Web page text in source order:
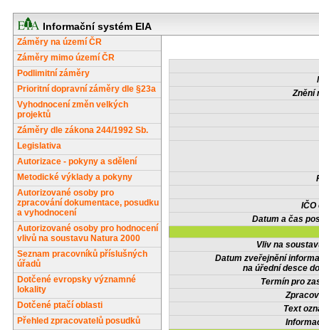
Informační systém EIA
Záměry na území ČR
Záměry mimo území ČR
Podlimitní záměry
Prioritní dopravní záměry dle §23a
Vyhodnocení změn velkých
projektů
Záměry dle zákona 244/1992 Sb.
Legislativa
Autorizace - pokyny a sdělení
Metodické výklady a pokyny
Autorizované osoby pro
zpracování dokumentace, posudku
a vyhodnocení
Autorizované osoby pro hodnocení
vlivů na soustavu Natura 2000
Seznam pracovníků příslušných
úřadů
Dotčené evropsky významné
lokality
Dotčené ptačí oblasti
Přehled zpracovatelů posudků
Znění
IČO
Datum a čas
Vliv na
Datum zveřejnění
na úřední desce
Termín pro
Text